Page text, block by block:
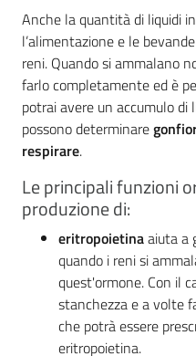
Anche la quantità di liquidi
l’alimentazione e le
reni. Quando si ammalano
farlo completamente ed è
potrai avere un accumulo di
possono determinare
respirare.
Le principali funzioni
produzione di:
eritropoietinaaiuta a
quando i reni si
quest'ormone. Con il
stanchezza e a volte
che potrà essere
eritropoietina.